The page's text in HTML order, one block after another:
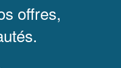
offres,